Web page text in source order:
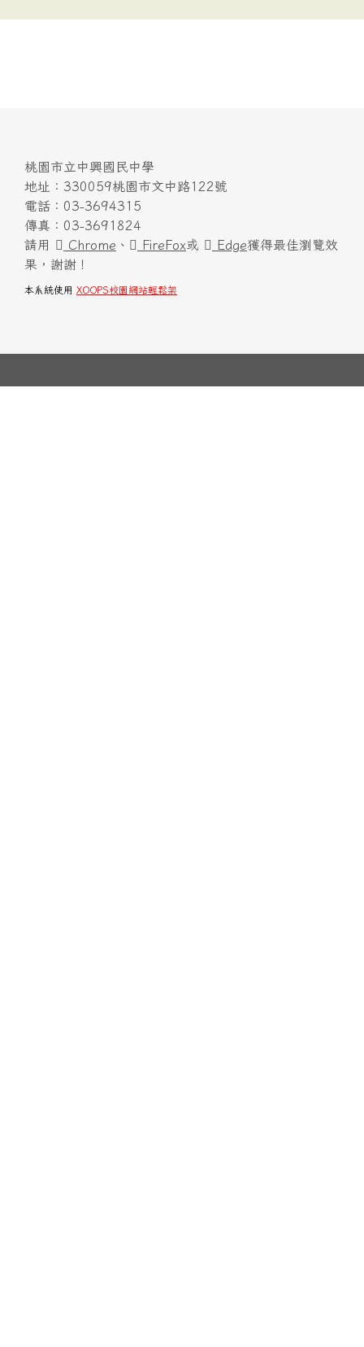
桃園市立中興國民中學
地址：330059桃園市文中路122號
電話：03-3694315
傳真：03-3691824
請用
Chrome 、 FireFox或 Edge獲得最佳瀏覽效
果，謝謝！
本系統使用 XOOPS校園網站輕鬆架